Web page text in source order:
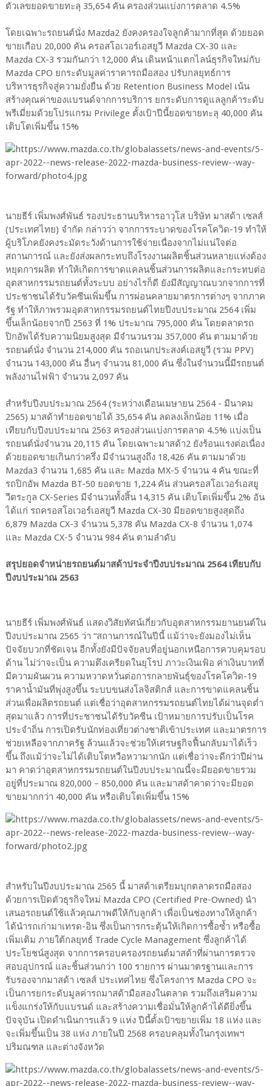
ตัวเลขยอดขายทะลุ 35,654 คัน ครองส่วนแบ่งการตลาด 4.5%
โดยเฉพาะรถยนต์นั่ง Mazda2 ยังคงครองใจลูกค้ามากที่สุด ด้วยยอด
ขายเกือบ 20,000 คัน ครอสโอเวอร์เอสยูวี Mazda CX-30 และ
Mazda CX-3 รวมกันกว่า 12,000 คัน เดินหน้าแตกไลน์ธุรกิจใหม่กับ
Mazda CPO ยกระดับมูลค่าราคารถมือสอง ปรับกลยุทธ์การ
บริหารธุรกิจสู่ความยั่งยืน ด้วย Retention Business Model เน้น
สร้างคุณค่าของแบรนด์จากการบริการ ยกระดับการดูแลลูกค้าระดับ
พรีเมี่ยมด้วยโปรแกรม Privilege ตั้งเป้าปีนี้ยอดขายทะลุ 40,000 คัน
เติบโตเพิ่มขึ้น 15%
นายธีร์ เพิ่มพงศ์พันธ์ รองประธานบริหารอาวุโส บริษัท มาสด้า เซลส์
(ประเทศไทย) จำกัด กล่าวว่า จากการระบาดของโรคโควิด-19 ทำให้
ผู้บริโภคยังคงระมัดระวังด้านการใช้จ่ายเนื่องจากไม่แน่ใจต่อ
สถานการณ์ และยังส่งผลกระทบถึงโรงงานผลิตชิ้นส่วนหลายแห่งต้อง
หยุดการผลิต ทำให้เกิดการขาดแคลนชิ้นส่วนการผลิตและกระทบต่อ
อุตสาหกรรมรถยนต์ทั้งระบบ อย่างไรก็ดี ยังมีสัญญาณบวกจากการที่
ประชาชนได้รับวัคซีนเพิ่มขึ้น การผ่อนคลายมาตรการต่างๆ จากภาค
รัฐ ทำให้ภาพรวมอุตสาหกรรมรถยนต์ไทยปีงบประมาณ 2564 เพิ่ม
ขึ้นเล็กน้อยจากปี 2563 ที่ 1% ประมาณ 795,000 คัน โดยตลาดรถ
ปิกอัพได้รับความนิยมสูงสุด มีจำนวนรวม 357,000 คัน ตามมาด้วย
รถยนต์นั่ง จำนวน 214,000 คัน รถอเนกประสงค์เอสยูวี (รวม PPV)
จำนวน 143,000 คัน อื่นๆ จำนวน 81,000 คัน ซึ่งในจำนวนนี้มีรถยนต์
พลังงานไฟฟ้า จำนวน 2,097 คัน
สำหรับปีงบประมาณ 2564 (ระหว่างเดือนเมษายน 2564 - มีนาคม
2565) มาสด้าทำยอดขายได้ 35,654 คัน ลดลงเล็กน้อย 11% เมื่อ
เทียบกับปีงบประมาณ 2563 ครองส่วนแบ่งการตลาด 4.5% แบ่งเป็น
รถยนต์นั่งจำนวน 20,115 คัน โดยเฉพาะมาสด้า2 ยังร้อนแรงต่อเนื่อง
ด้วยยอดขายเกินกว่าครึ่ง มีจำนวนสูงถึง 18,426 คัน ตามมาด้วย
Mazda3 จำนวน 1,685 คัน และ Mazda MX-5 จำนวน 4 คัน ขณะที่
รถปิกอัพ Mazda BT-50 ยอดขาย 1,224 คัน ส่วนครอสโอเวอร์เอสยู
วีตระกูล CX-Series มีจำนวนทั้งสิ้น 14,315 คัน เติบโตเพิ่มขึ้น 2% อัน
ได้แก่ รถครอสโอเวอร์เอสยูวี Mazda CX-30 มียอดขายสูงสุดถึง
6,879 Mazda CX-3 จำนวน 5,378 คัน Mazda CX-8 จำนวน 1,074
และ Mazda CX-5 จำนวน 984 คัน ตามลำดับ
สรุปยอดจำหน่ายรถยนต์มาสด้าประจำปีงบประมาณ 2564 เทียบกับ
ปีงบประมาณ 2563
นายธีร์ เพิ่มพงศ์พันธ์ แสดงวิสัยทัศน์เกี่ยวกับอุตสาหกรรมยานยนต์ใน
ปีงบประมาณ 2565 ว่า “สถานการณ์ในปีนี้ แม้ว่าจะยังมองไม่เห็น
ปัจจัยบวกที่ชัดเจน อีกทั้งยังมีปัจจัยลบที่อยู่นอกเหนือการควบคุมรอบ
ด้าน ไม่ว่าจะเป็น ความตึงเครียดในยุโรป ภาวะเงินเฟ้อ ค่าเงินบาทที่
มีความผันผวน ความหวาดหวั่นต่อการกลายพันธุ์ของโรคโควิด-19
ราคาน้ำมันที่พุ่งสูงขึ้น ระบบขนส่งโลจิสติกส์ และการขาดแคลนชิ้น
ส่วนเพื่อผลิตรถยนต์ แต่เชื่อว่าอุตสาหกรรมรถยนต์ไทยได้ผ่านจุดต่ำ
สุดมาแล้ว การที่ประชาชนได้รับวัคซีน เป้าหมายการปรับเป็นโรค
ประจำถิ่น การเปิดรับนักท่องเที่ยวต่างชาติเข้าประเทศ และมาตรการ
ช่วยเหลือจากภาครัฐ ล้วนแล้วจะช่วยให้เศรษฐกิจฟื้นกลับมาได้เร็ว
ขึ้น ถึงแม้ว่าจะไม่ได้เติบโตหวือหวามากนัก แต่เชื่อว่าจะดีกว่าปีผ่าน
มา คาดว่าอุตสาหกรรมรถยนต์ในปีงบประมาณนี้จะมียอดขายรวม
อยู่ที่ประมาณ 820,000 – 850,000 คัน และมาสด้าคาดว่าจะมียอด
ขายมากกว่า 40,000 คัน หรือเติบโตเพิ่มขึ้น 15%
สำหรับในปีงบประมาณ 2565 นี้ มาสด้าเตรียมบุกตลาดรถมือสอง
ด้วยการเปิดตัวธุรกิจใหม่ Mazda CPO (Certified Pre-Owned) นำ
เสนอรถยนต์ใช้แล้วคุณภาพดีให้กับลูกค้า เพื่อเป็นช่องทางให้ลูกค้า
ได้นำรถเก่ามาเทรด-อิน ซึ่งเป็นการกระตุ้นให้เกิดการซื้อซ้ำ หรือซื้อ
เพิ่มเติม ภายใต้กลยุทธ์ Trade Cycle Management ซึ่งลูกค้าได้
ประโยชน์สูงสุด จากการครอบครองรถยนต์มาสด้าที่ผ่านการตรวจ
สอบอุปกรณ์ และชิ้นส่วนกว่า 100 รายการ ผ่านมาตรฐานและการ
รับรองจากมาสด้า เซลส์ ประเทศไทย ซึ่งโครงการ Mazda CPO จะ
เป็นการยกระดับมูลค่ารถมาสด้ามือสองในตลาด รวมถึงเสริมความ
แข็งแกร่งให้กับแบรนด์ และสร้างความเชื่อมั่นให้ลูกค้าได้ดียิ่งขึ้น
ปัจจุบัน เปิดดำเนินการแล้ว 9 แห่ง ปีนี้ตั้งเป้าขยายเพิ่ม 18 แห่ง และ
จะเพิ่มขึ้นเป็น 38 แห่ง ภายในปี 2568 ครอบคลุมทั้งในกรุงเทพฯ
ปริมณฑล และต่างจังหวัด